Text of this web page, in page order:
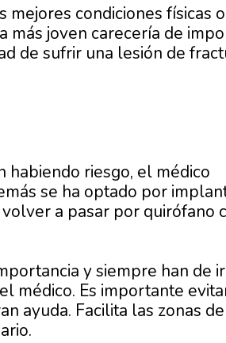
mejores condiciones físicas
joven carecería de
de sufrir una lesión de
habiendo riesgo, el médico
se ha optado por
a pasar por quirófano
y siempre han de ir
médico. Es importante
ayuda. Facilita las zonas